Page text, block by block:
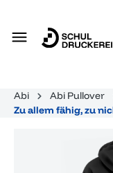
Abi Abi Pullover
Zu allem fähig, zu
Bildergalerie